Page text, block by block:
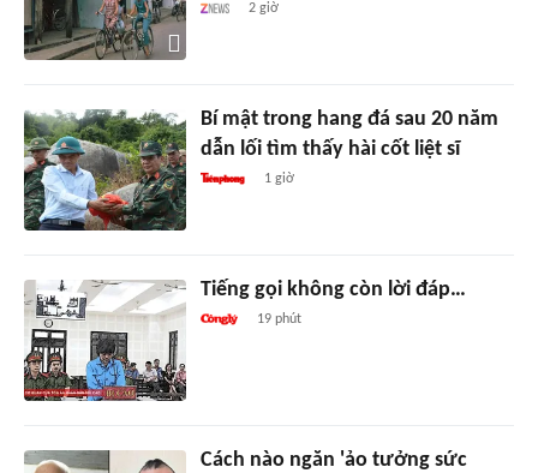
2 giờ
Bí mật trong hang đá sau 20 năm
dẫn lối tìm thấy hài cốt liệt sĩ
1 giờ
Tiếng gọi không còn lời đáp…
19 phút
Cách nào ngăn 'ảo tưởng sức